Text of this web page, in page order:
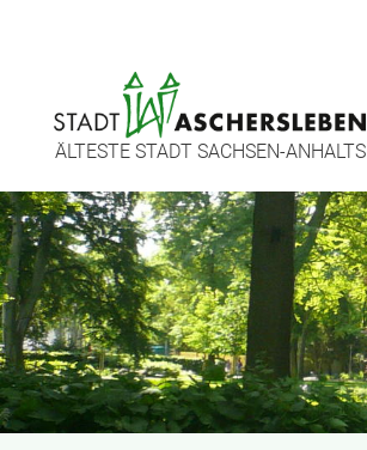
ÄLTESTE STADT SACHSEN-ANHALTS